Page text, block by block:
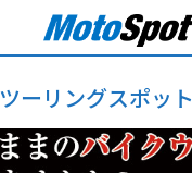
ツーリングスポット